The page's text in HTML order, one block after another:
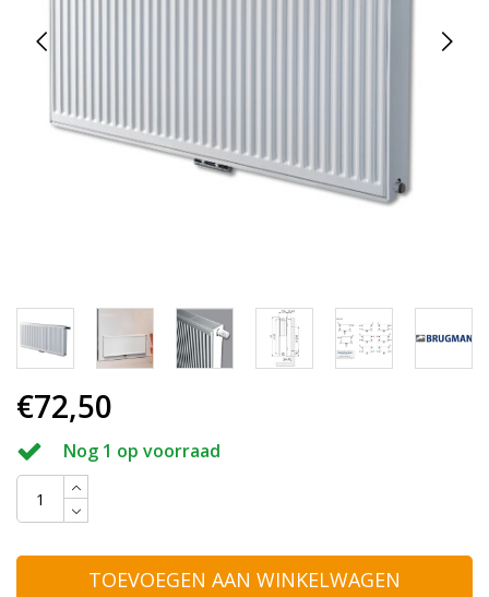
€72,50
Nog 1 op voorraad
TOEVOEGEN AAN WINKELWAGEN